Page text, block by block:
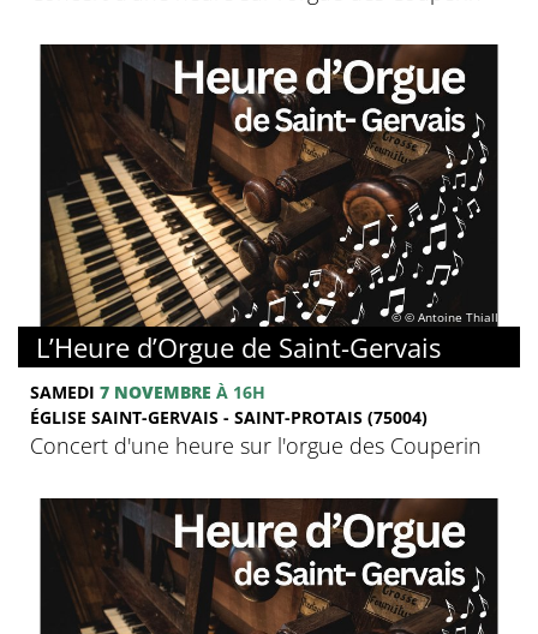
© © Antoine Thiallier
L’Heure d’Orgue de Saint-Gervais
SAMEDI 7 NOVEMBRE À 16H
ÉGLISE SAINT-GERVAIS - SAINT-PROTAIS (75004)
Concert d'une heure sur l'orgue des Couperin